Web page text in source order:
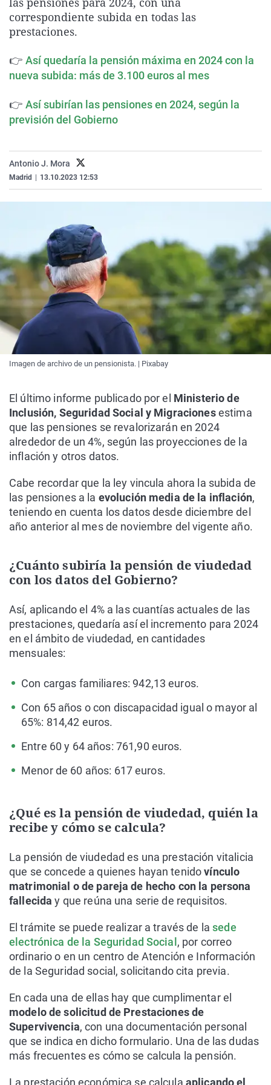
La rosa de los vientos
Caso
Operación Viuda
Extremadura
Navarra
Virales
correspondiente subida en todas las
prestaciones.
👉 Así quedaría la pensión máxima en 2024 con la
nueva subida: más de 3.100 euros al mes
👉 Así subirían las pensiones en 2024, según la
previsión del Gobierno
Antonio J. Mora
Madrid 13.10.2023 12:53
Imagen de archivo de un pensionista. | Pixabay
El último informe publicado por el Ministerio de
Inclusión, Seguridad Social y Migracionesestima
que las pensiones se revalorizarán en 2024
alrededor de un 4%, según las proyecciones de la
inflación y otros datos.
Cabe recordar que la ley vincula ahora la subida de
las pensiones a la evolución media de la inflación,
teniendo en cuenta los datos desde diciembre del
año anterior al mes de noviembre del vigente año.
¿Cuánto subiría la pensión de viudedad
con los datos del Gobierno?
Así, aplicando el 4% a las cuantías actuales de las
prestaciones, quedaría así el incremento para 2024
en el ámbito de viudedad, en cantidades
mensuales:
Con cargas familiares: 942,13 euros.
Con 65 años o con discapacidad igual o mayor al
65%: 814,42 euros.
Entre 60 y 64 años: 761,90 euros.
Menor de 60 años: 617 euros.
¿Qué es la pensión de viudedad, quién la
recibe y cómo se calcula?
La pensión de viudedad es una prestación vitalicia
que se concede a quienes hayan tenidovínculo
matrimonial o de pareja de hecho con la persona
fallecida y que reúna una serie de requisitos.
El trámite se puede realizar a través de lasede
electrónica de la Seguridad Social , por correo
ordinario o en un centro de Atención e Información
de la Seguridad social, solicitando cita previa.
En cada una de ellas hay que cumplimentar el
modelo de solicitud de Prestaciones de
Supervivencia, con una documentación personal
que se indica en dicho formulario. Una de las dudas
más frecuentes es cómo se calcula la pensión.
La prestación económica se calcula aplicando el